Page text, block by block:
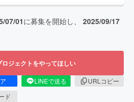
07/01に募集を開始し、 2025/09/17
ロジェクトをやってほしい
LINEで送る
URLコピー
ド